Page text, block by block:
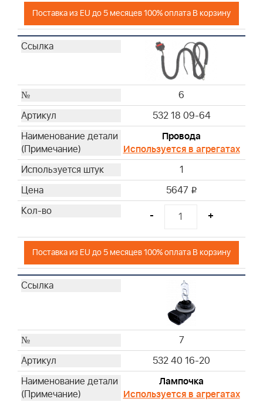
Поставка из EU до 5 месяцев 100% оплата В корзину
6
532 18 09-64
Провода
Используется в агрегатах
1
5647 i
- +
Поставка из EU до 5 месяцев 100% оплата В корзину
7
532 40 16-20
Лампочка
Используется в агрегатах